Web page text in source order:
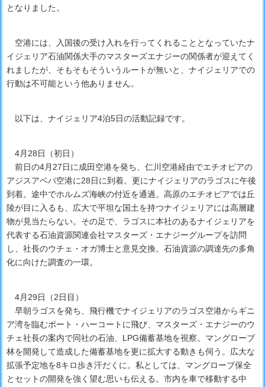
となりました。
空港には、入国後の受け入れを行ってくれることとなっていたナ
イジェリア石油関係大手のマスターズエナジーの関係者が迎えてく
れましたが、そもそもそういうルートが無いと、ナイジェリアでの
行動は不可能という他ありません。
以下は、ナイジェリア4泊5日の活動記録です。
4月28日（初日）
前日の4月27日に成田空港を発ち、仁川空港経由でエチオピアの
アジスアベバ空港に28日に到着。更にナイジェリアのラゴスに午後
到着。途中でホルムズ海峡の付近を通過。高原のエチオピアでは丘
陵が目に入るも、広大で平坦な国土を持つナイジェリアには高層建
物が見当たらない。その足で、ラゴスに本社のあるナイジェリアを
代表する石油資源関連会社マスターズ・エナジーグループを訪問
し、社長のウチェ・オガ博士と意見交換。石油資源の調達先の多角
化に向けた調査の一環。
4月29日（2日目）
早朝ラゴスを発ち、飛行機でナイジェリアのラゴス空港からギニ
ア湾を臨むポート・ハーコートに飛び、マスターズ・エナジーのウ
チェ社長の案内で同社の石油、LPG備蓄基地を視察。マングローブ
林を開発して造成した備蓄基地を更に拡大する動きも伺う。広大な
拡張予定地を8キロ歩き汗だくに。私としては、マングローブ保全
とセットの開発を強く望む思いも伝える。市内を車で移動する中